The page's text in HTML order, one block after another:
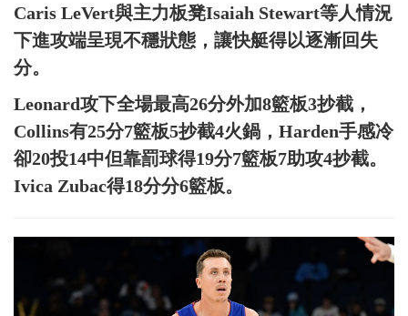
Caris LeVert與主力板凳Isaiah Stewart等人情況
下進攻端呈現不穩狀態，讓快艇得以逐漸回失
分。
Leonard攻下全場最高26分外加8籃板3抄截，
Collins有25分7籃板5抄截4火鍋，Harden手感冷
卻20投14中但靠罰球得19分7籃板7助攻4抄截。
Ivica Zubac得18分分6籃板。